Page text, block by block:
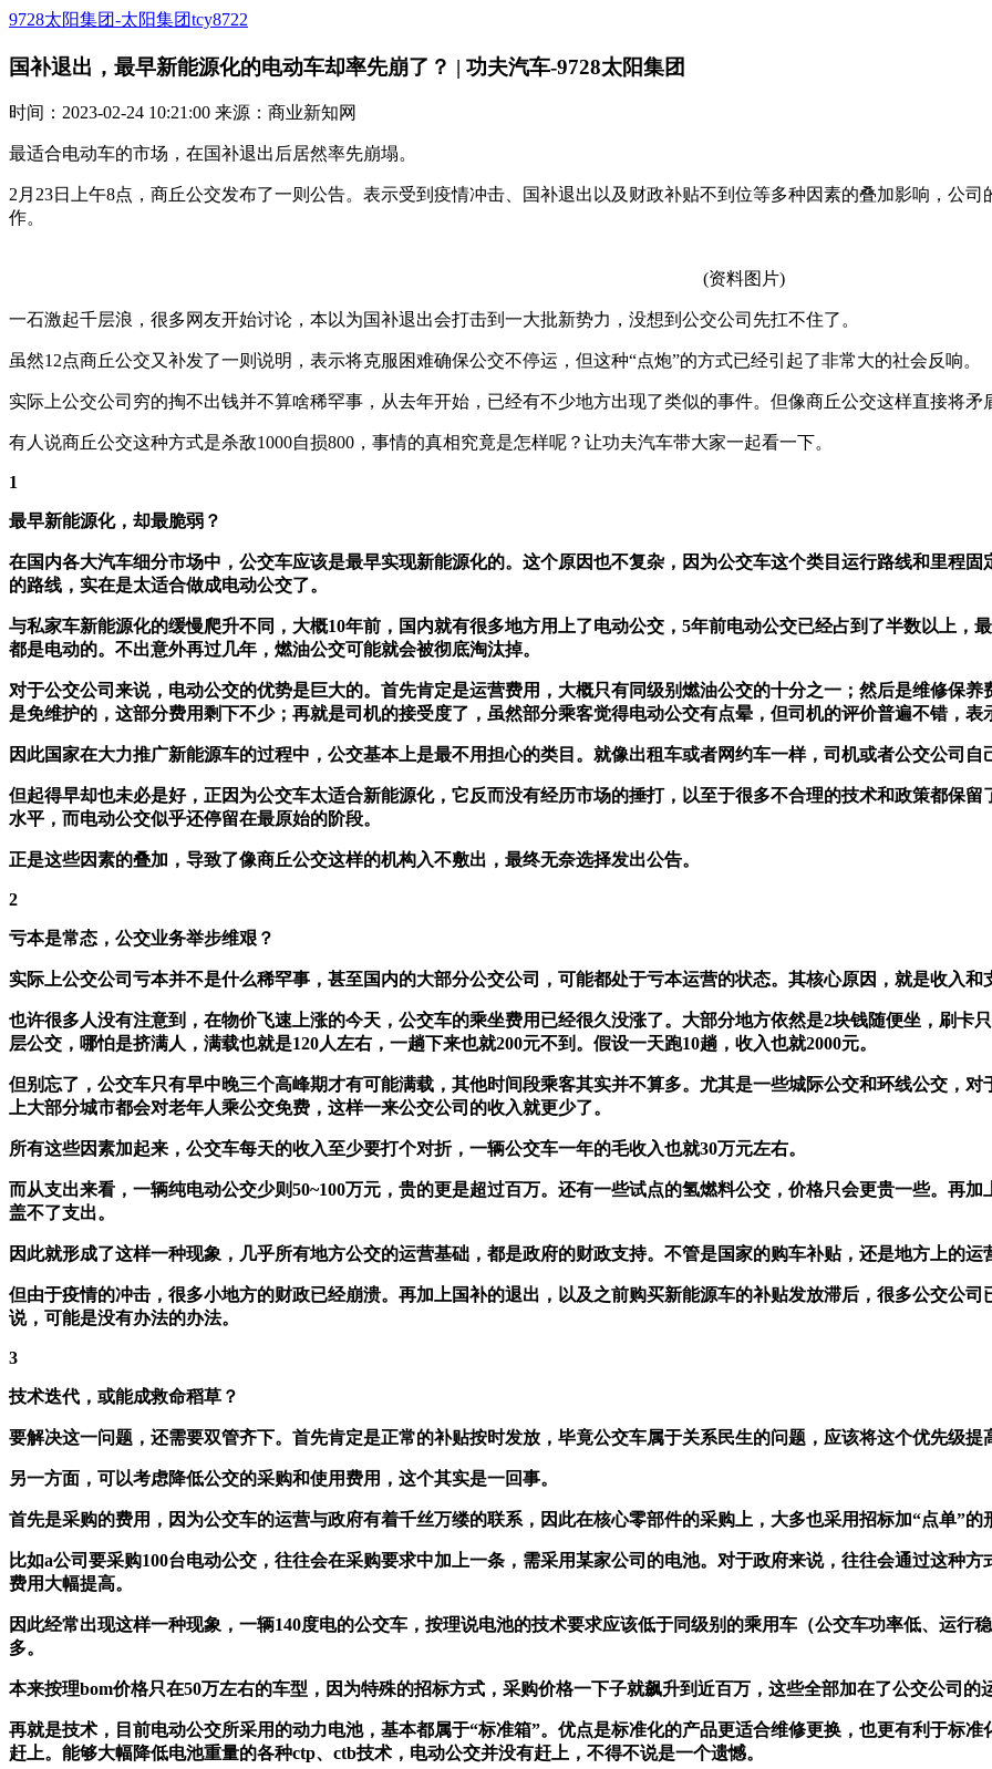
9728太阳集团-太阳集团tcy8722
国补退出，最早新能源化的电动车却率先崩了？ | 功夫汽车-9728太阳集团
时间：2023-02-24 10:21:00 来源：商业新知网
最适合电动车的市场，在国补退出后居然率先崩塌。
2月23日上午8点，商丘公交发布了一则公告。表示受到疫情冲击、国补退出以及财政补贴不到位等多种因素的叠加影响，公
作。
(资料图片)
一石激起千层浪，很多网友开始讨论，本以为国补退出会打击到一大批新势力，没想到公交公司先扛不住了。
虽然12点商丘公交又补发了一则说明，表示将克服困难确保公交不停运，但这种“点炮”的方式已经引起了非常大的社会反响。
实际上公交公司穷的掏不出钱并不算啥稀罕事，从去年开始，已经有不少地方出现了类似的事件。但像商丘公交这样直接将矛
有人说商丘公交这种方式是杀敌1000自损800，事情的真相究竟是怎样呢？让功夫汽车带大家一起看一下。
1
最早新能源化，却最脆弱？
在国内各大汽车细分市场中，公交车应该是最早实现新能源化的。这个原因也不复杂，因为公交车这个类目运行路线和里程
的路线，实在是太适合做成电动公交了。
与私家车新能源化的缓慢爬升不同，大概10年前，国内就有很多地方用上了电动公交，5年前电动公交已经占到了半数以上，
都是电动的。不出意外再过几年，燃油公交可能就会被彻底淘汰掉。
对于公交公司来说，电动公交的优势是巨大的。首先肯定是运营费用，大概只有同级别燃油公交的十分之一；然后是维修保
是免维护的，这部分费用剩下不少；再就是司机的接受度了，虽然部分乘客觉得电动公交有点晕，但司机的评价普遍不错，表
因此国家在大力推广新能源车的过程中，公交基本上是最不用担心的类目。就像出租车或者网约车一样，司机或者公交公司自
但起得早却也未必是好，正因为公交车太适合新能源化，它反而没有经历市场的捶打，以至于很多不合理的技术和政策都保
水平，而电动公交似乎还停留在最原始的阶段。
正是这些因素的叠加，导致了像商丘公交这样的机构入不敷出，最终无奈选择发出公告。
2
亏本是常态，公交业务举步维艰？
实际上公交公司亏本并不是什么稀罕事，甚至国内的大部分公交公司，可能都处于亏本运营的状态。其核心原因，就是收入和
也许很多人没有注意到，在物价飞速上涨的今天，公交车的乘坐费用已经很久没涨了。大部分地方依然是2块钱随便坐，刷卡
层公交，哪怕是挤满人，满载也就是120人左右，一趟下来也就200元不到。假设一天跑10趟，收入也就2000元。
但别忘了，公交车只有早中晚三个高峰期才有可能满载，其他时间段乘客其实并不算多。尤其是一些城际公交和环线公交，
上大部分城市都会对老年人乘公交免费，这样一来公交公司的收入就更少了。
所有这些因素加起来，公交车每天的收入至少要打个对折，一辆公交车一年的毛收入也就30万元左右。
而从支出来看，一辆纯电动公交少则50~100万元，贵的更是超过百万。还有一些试点的氢燃料公交，价格只会更贵一些。再
盖不了支出。
因此就形成了这样一种现象，几乎所有地方公交的运营基础，都是政府的财政支持。不管是国家的购车补贴，还是地方上的运
但由于疫情的冲击，很多小地方的财政已经崩溃。再加上国补的退出，以及之前购买新能源车的补贴发放滞后，很多公交公
说，可能是没有办法的办法。
3
技术迭代，或能成救命稻草？
要解决这一问题，还需要双管齐下。首先肯定是正常的补贴按时发放，毕竟公交车属于关系民生的问题，应该将这个优先级提
另一方面，可以考虑降低公交的采购和使用费用，这个其实是一回事。
首先是采购的费用，因为公交车的运营与政府有着千丝万缕的联系，因此在核心零部件的采购上，大多也采用招标加“点单”的
比如a公司要采购100台电动公交，往往会在采购要求中加上一条，需采用某家公司的电池。对于政府来说，往往会通过这种
费用大幅提高。
因此经常出现这样一种现象，一辆140度电的公交车，按理说电池的技术要求应该低于同级别的乘用车（公交车功率低、运行
多。
本来按理bom价格只在50万左右的车型，因为特殊的招标方式，采购价格一下子就飙升到近百万，这些全部加在了公交公司的
再就是技术，目前电动公交所采用的动力电池，基本都属于“标准箱”。优点是标准化的产品更适合维修更换，也更有利于标
赶上。能够大幅降低电池重量的各种ctp、ctb技术，电动公交并没有赶上，不得不说是一个遗憾。